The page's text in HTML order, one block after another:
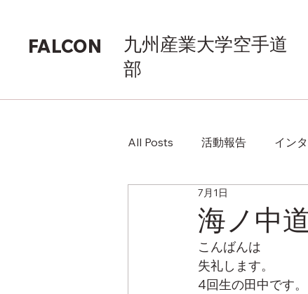
FALCON
九州産業大学空手道
部
All Posts 活動報告 イン
海ノ中
7月1日
こんばんは
失礼します。
4回生の田中です。